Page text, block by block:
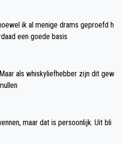
ik al menige drams geproefd h
een goede basis
als whiskyliefhebber zijn dit gew
maar dat is persoonlijk. Uit bli